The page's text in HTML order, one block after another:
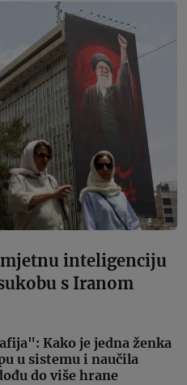
inteligenciju
s Iranom
Kako je jedna ženka
u sistemu i naučila
do više hrane